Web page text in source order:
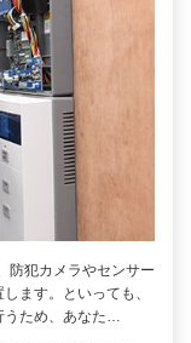
防犯カメラやセンサー
ます。といっても、
ため、あなた…